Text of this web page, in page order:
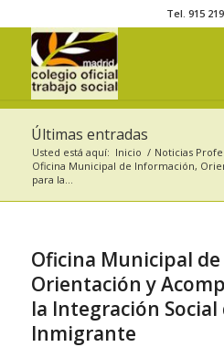
Tel. 915
Últimas entradas
Usted está aquí: Inicio / Noticias
Oficina Municipal de Información,
para la...
Oficina Municipal
Orientación y
la Integración
Inmigrante